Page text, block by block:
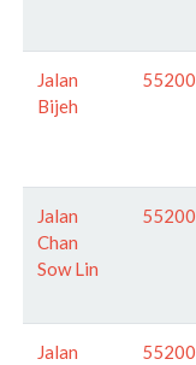
Jalan
Bijeh
55200
Jalan
Chan
Sow Lin
55200
Jalan
55200